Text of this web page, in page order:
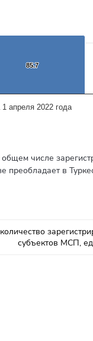
85.7
85.7
1 апреля 2022 года
числе
преобладает в
количество
субъектов МСП,